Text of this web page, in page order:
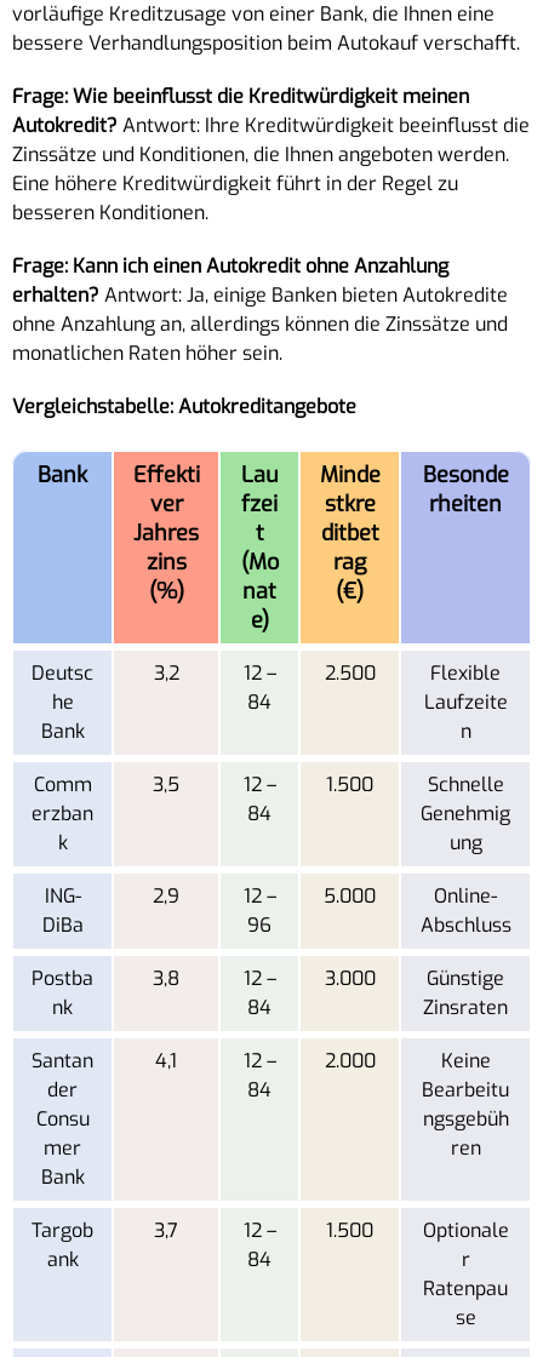
vorläufige Kreditzusage von einer Bank, die Ihnen eine
bessere Verhandlungsposition beim Autokauf verschafft.
Frage: Wie beeinflusst die Kreditwürdigkeit meinen
Autokredit? Antwort: Ihre Kreditwürdigkeit beeinflusst die
Zinssätze und Konditionen, die Ihnen angeboten werden.
Eine höhere Kreditwürdigkeit führt in der Regel zu
besseren Konditionen.
Frage: Kann ich einen Autokredit ohne Anzahlung
erhalten? Antwort: Ja, einige Banken bieten Autokredite
ohne Anzahlung an, allerdings können die Zinssätze und
monatlichen Raten höher sein.
Vergleichstabelle: Autokreditangebote
Bank
Effekti
ver
Jahres
zins
(%)
Lau
fzei
t
(Mo
nat
e)
Minde
stkre
ditbet
rag
(€)
Besonde
rheiten
Deutsc
he
Bank
3,2
12 –
84
2.500
Flexible
Laufzeite
n
Comm
erzban
k
3,5
12 –
84
1.500
Schnelle
Genehmig
ung
ING-
DiBa
2,9
12 –
96
5.000
Online-
Abschluss
Postba
nk
3,8
12 –
84
3.000
Günstige
Zinsraten
Santan
der
Consu
mer
Bank
4,1
12 –
84
2.000
Keine
Bearbeitu
ngsgebüh
ren
Targob
ank
3,7
12 –
84
1.500
Optionale
r
Ratenpau
se